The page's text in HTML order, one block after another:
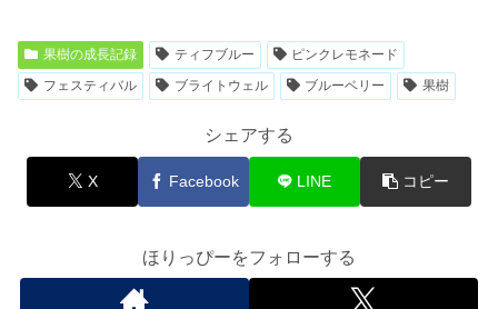
果樹の成長記録 ティフブルー
ピンクレモネード
フェスティバル
ブライトウェル ブルーベリー 果樹
シェアする
X Facebook LINE コピー
ほりっぴーをフォローする